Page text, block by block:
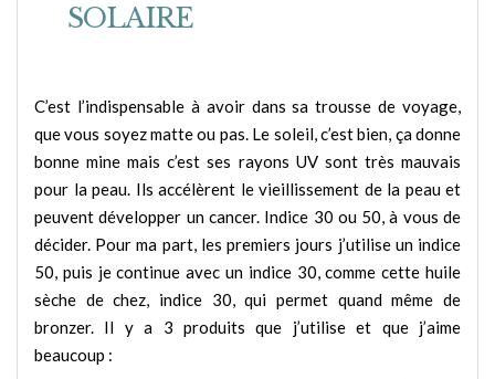
SOLAIRE
C’est l’indispensable à avoir dans sa trousse de voyage,
que vous soyez matte ou pas. Le soleil, c’est bien, ça donne
bonne mine mais c’est ses rayons UV sont très mauvais
pour la peau. Ils accélèrent le vieillissement de la peau et
peuvent développer un cancer. Indice 30 ou 50, à vous de
décider. Pour ma part, les premiers jours j’utilise un indice
50, puis je continue avec un indice 30, comme cette huile
sèche de chez, indice 30, qui permet quand même de
bronzer. Il y a 3 produits que j’utilise et que j’aime
beaucoup :